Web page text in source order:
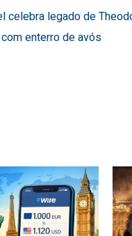
celebra legado de
enterro de avós